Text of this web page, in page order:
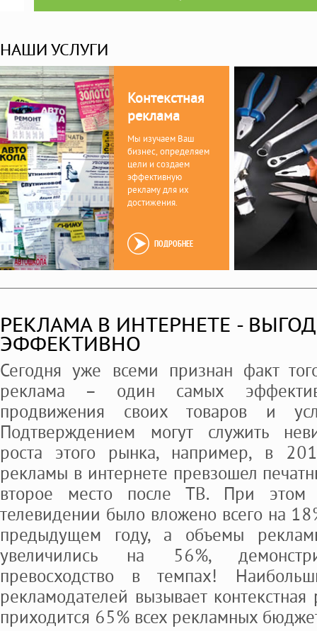
НАШИ УСЛУГИ
Контекстная
реклама
Мы изучаем Ваш
бизнес, определяем
цели и создаем
эффективную
рекламу для их
достижения.
ПОДРОБНЕЕ
РЕКЛАМА В ИНТЕРНЕТЕ -
ЭФФЕКТИВНО
Сегодня уже всеми признан факт
реклама – один самых
продвижения своих товаров и
Подтверждением могут служить
роста этого рынка, например, в
рекламы в интернете превзошел
второе место после ТВ. При
телевидении было вложено всего на
предыдущем году, а объемы
увеличились на 56%,
превосходство в темпах!
рекламодателей вызывает
приходится 65% всех рекламных